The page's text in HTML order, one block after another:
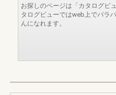
お探しのページは「カタログビ
タログビューではweb上でパラ
んになれます。